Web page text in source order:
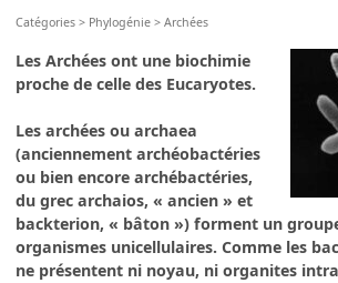
Catégories > Phylogénie >Archées
Les Archées ont une biochimie
proche de celle des Eucaryotes.
Les archées ou archaea
(anciennement archéobactéries
ou bien encore archébactéries,
du grec archaios, « ancien » et
backterion, « bâton ») forment un
organismes unicellulaires. Comme les
ne présentent ni noyau, ni organites